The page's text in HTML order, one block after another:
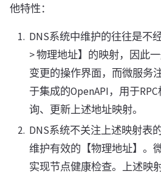
他特性：
DNS系统中维护的往往是不
> 物理地址】的映射，因此
变更的操作界面，而微服务
于集成的OpenAPI，用于
询、更新上述地址映射。
DNS系统不关注上述映射表
维护有效的【物理地址】。
实现节点健康检查。上述映